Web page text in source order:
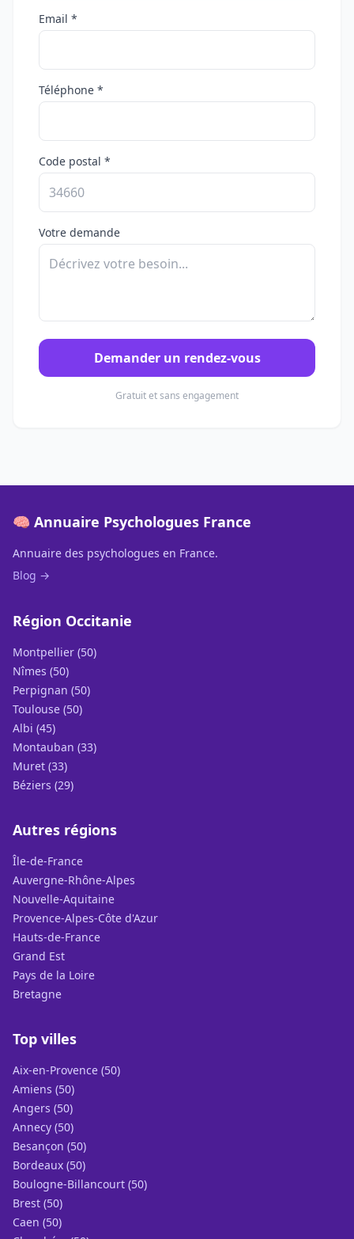
Email *
Téléphone *
Code postal *
Votre demande
Demander un rendez-vous
Gratuit et sans engagement
🧠 Annuaire Psychologues France
Annuaire des psychologues en France.
Blog →
Région Occitanie
Montpellier (50)
Nîmes (50)
Perpignan (50)
Toulouse (50)
Albi (45)
Montauban (33)
Muret (33)
Béziers (29)
Autres régions
Île-de-France
Auvergne-Rhône-Alpes
Nouvelle-Aquitaine
Provence-Alpes-Côte d'Azur
Hauts-de-France
Grand Est
Pays de la Loire
Bretagne
Top villes
Aix-en-Provence (50)
Amiens (50)
Angers (50)
Annecy (50)
Besançon (50)
Bordeaux (50)
Boulogne-Billancourt (50)
Brest (50)
Caen (50)